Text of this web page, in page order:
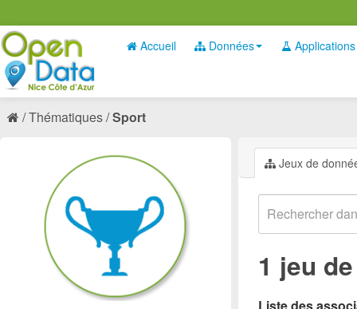
Accueil Données Applications
Thématiques Sport
Jeux de
1 jeu